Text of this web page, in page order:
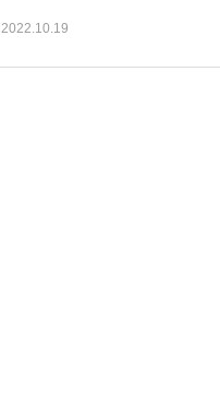
2022.10.19